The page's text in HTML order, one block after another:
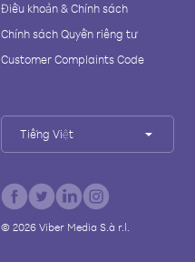
Điều khoản & Chính sách
Chính sách Quyền riêng tư
Customer Complaints Code
Tiếng Việt
© 2026Viber Media S.à r.l.